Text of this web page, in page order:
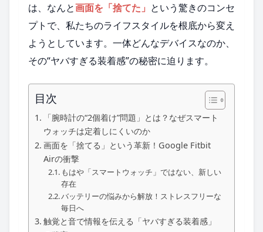
は、なんと画面を「捨てた」 という驚きのコンセ
プトで、私たちのライフスタイルを根底から変え
ようとしています。一体どんなデバイスなのか、
その“ヤバすぎる装着感”の秘密に迫ります。
目次
「腕時計の“2個着け”問題」とは？なぜスマート
ウォッチは定着しにくいのか
画面を「捨てる」という革新！Google Fitbit
Airの衝撃
もはや「スマートウォッチ」ではない、新しい
存在
バッテリーの悩みから解放！ストレスフリーな
毎日へ
触覚と音で情報を伝える「ヤバすぎる装着感」